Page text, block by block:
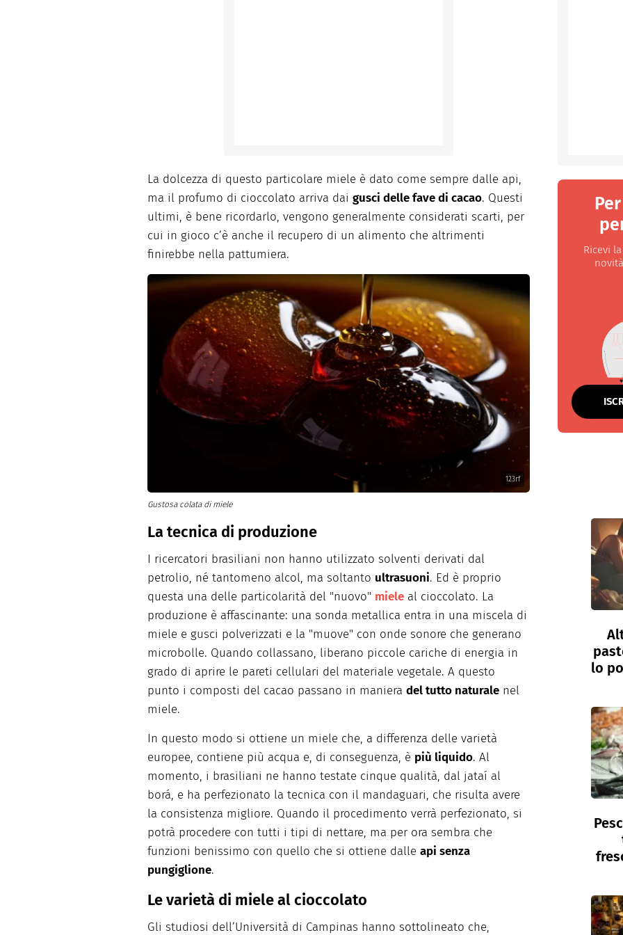
La dolcezza di questo particolare miele è dato come sempre dalle api,
ma il profumo di cioccolato arriva dai gusci delle fave di cacao. Questi
ultimi, è bene ricordarlo, vengono generalmente considerati scarti, per
cui in gioco c’è anche il recupero di un alimento che altrimenti
finirebbe nella pattumiera.
123rf
Gustosa colata di miele
La tecnica di produzione
I ricercatori brasiliani non hanno utilizzato solventi derivati dal
petrolio, né tantomeno alcol, ma soltanto ultrasuoni. Ed è proprio
questa una delle particolarità del "nuovo" miele al cioccolato. La
produzione è affascinante: una sonda metallica entra in una miscela di
miele e gusci polverizzati e la "muove" con onde sonore che generano
microbolle. Quando collassano, liberano piccole cariche di energia in
grado di aprire le pareti cellulari del materiale vegetale. A questo
punto i composti del cacao passano in maniera del tutto naturale nel
miele.
In questo modo si ottiene un miele che, a differenza delle varietà
europee, contiene più acqua e, di conseguenza, è più liquido. Al
momento, i brasiliani ne hanno testate cinque qualità, dal jataí al
borá, e ha perfezionato la tecnica con il mandaguari, che risulta avere
la consistenza migliore. Quando il procedimento verrà perfezionato, si
potrà procedere con tutti i tipi di nettare, ma per ora sembra che
funzioni benissimo con quello che si ottiene dalle api senza
pungiglione.
Le varietà di miele al cioccolato
Gli studiosi dell’Università di Campinas hanno sottolineato che,
Ricevi
lo